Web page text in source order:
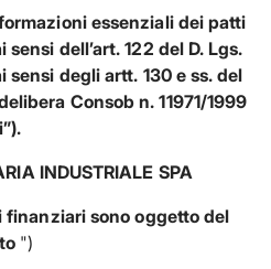
essenziali dei patti
dell’art. 122 del D. Lgs.
degli artt. 130 e ss. del
Consob n. 11971/1999
INDUSTRIALE SPA
finanziari sono oggetto del
")